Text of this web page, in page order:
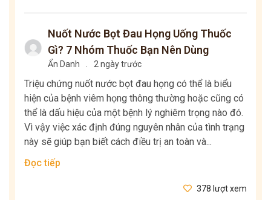
Nuốt Nước Bọt Đau Họng Uống Thuốc
Gì? 7 Nhóm Thuốc Bạn Nên Dùng
Ẩn Danh 2 ngày trước
Triệu chứng nuốt nước bọt đau họng có thể là biểu
hiện của bệnh viêm họng thông thường hoặc cũng có
thể là dấu hiệu của một bệnh lý nghiêm trọng nào đó.
Vì vậy việc xác định đúng nguyên nhân của tình trạng
này sẽ giúp bạn biết cách điều trị an toàn và...
Đọc tiếp
378 lượt xem